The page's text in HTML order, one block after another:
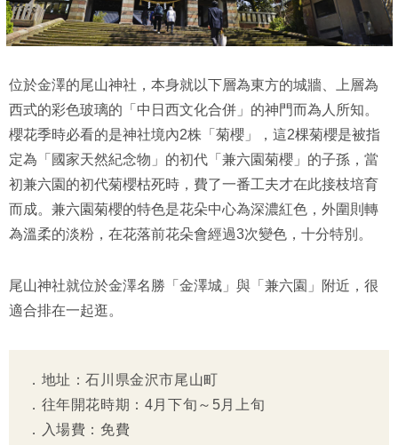
位於金澤的尾山神社，本身就以下層為東方的城牆、上層為
西式的彩色玻璃的「中日西文化合併」的神門而為人所知。
櫻花季時必看的是神社境內2株「菊櫻」，這2棵菊櫻是被指
定為「國家天然紀念物」的初代「兼六園菊櫻」的子孫，當
初兼六園的初代菊櫻枯死時，費了一番工夫才在此接枝培育
而成。兼六園菊櫻的特色是花朵中心為深濃紅色，外圍則轉
為溫柔的淡粉，在花落前花朵會經過3次變色，十分特別。
尾山神社就位於金澤名勝「金澤城」與「兼六園」附近，很
適合排在一起逛。
．地址：石川県金沢市尾山町
．往年開花時期：4月下旬～5月上旬
．入場費：免費